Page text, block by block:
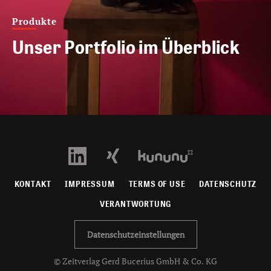
Produkte
Unser Portfolio im Überblick
KONTAKT IMPRESSUM TERMS OF USE DATENSCHUTZ
VERANTWORTUNG
Datenschutzeinstellungen
© Zeitverlag Gerd Bucerius GmbH & Co. KG